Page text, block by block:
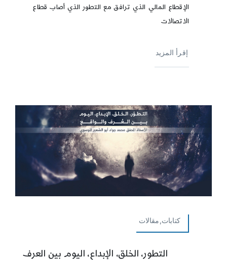
الإقطاع المالي الذي ترافق مع التطور الذي أصاب قطاع
الاتصالات
إقرأ المزيد
كتابات,مقالات
التطور، الخلق، الإبداع، اليوم بين العرف